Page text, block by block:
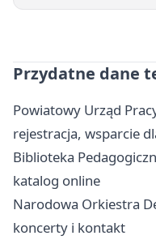
Przydatne dane
Powiatowy Urząd
rejestracja, wsparcie
Biblioteka
katalog online
Narodowa Orkiestra
koncerty i kontakt